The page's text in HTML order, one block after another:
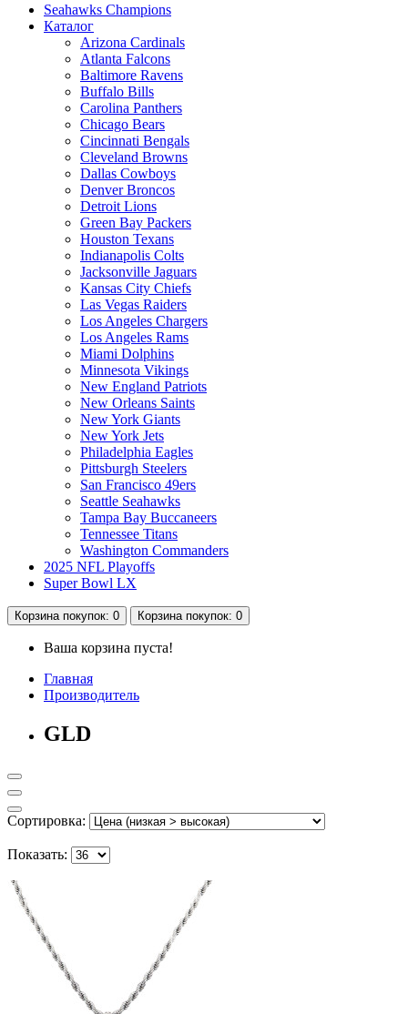
Seahawks Champions
Каталог
Arizona Cardinals
Atlanta Falcons
Baltimore Ravens
Buffalo Bills
Carolina Panthers
Chicago Bears
Cincinnati Bengals
Cleveland Browns
Dallas Cowboys
Denver Broncos
Detroit Lions
Green Bay Packers
Houston Texans
Indianapolis Colts
Jacksonville Jaguars
Kansas City Chiefs
Las Vegas Raiders
Los Angeles Chargers
Los Angeles Rams
Miami Dolphins
Minnesota Vikings
New England Patriots
New Orleans Saints
New York Giants
New York Jets
Philadelphia Eagles
Pittsburgh Steelers
San Francisco 49ers
Seattle Seahawks
Tampa Bay Buccaneers
Tennessee Titans
Washington Commanders
2025 NFL Playoffs
Super Bowl LX
Корзина покупок: 0 Корзина покупок: 0
Ваша корзина пуста!
Главная
Производитель
GLD
Сортировка:
Показать: